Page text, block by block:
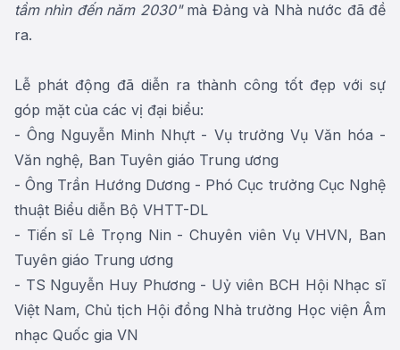
tầm nhìn đến năm 2030" mà Đảng và Nhà nước đã đề
ra.
Lễ phát động đã diễn ra thành công tốt đẹp với sự
góp mặt của các vị đại biểu:
- Ông Nguyễn Minh Nhựt - Vụ trưởng Vụ Văn hóa -
Văn nghệ, Ban Tuyên giáo Trung ương
- Ông Trần Hướng Dương - Phó Cục trưởng Cục Nghệ
thuật Biểu diễn Bộ VHTT-DL
- Tiến sĩ Lê Trọng Nin - Chuyên viên Vụ VHVN, Ban
Tuyên giáo Trung ương
- TS Nguyễn Huy Phương - Uỷ viên BCH Hội Nhạc sĩ
Việt Nam, Chủ tịch Hội đồng Nhà trường Học viện Âm
nhạc Quốc gia VN